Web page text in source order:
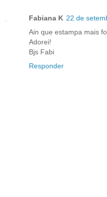
Fabiana K 22 de
Ain que estampa mais
Adorei!
Bjs Fabi
Responder